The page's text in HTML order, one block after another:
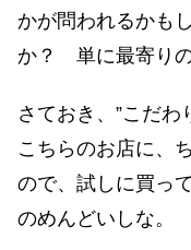
かが問われるかも
か？ 単に最寄り
さておき、”こだわ
こちらのお店に、
ので、試しに買っ
のめんどいしな。